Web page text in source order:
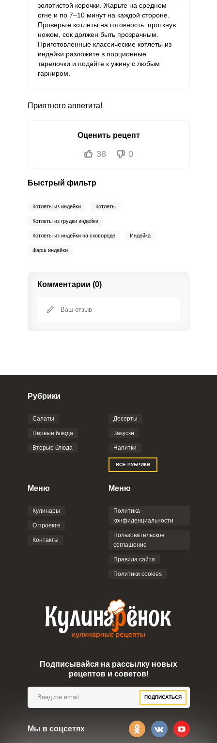
золотистой корочки. Жарьте на среднем
огне и по 7–10 минут на каждой стороне.
Проверьте котлеты на готовность, проткнув
ножом, сок должен быть прозрачным.
Приготовленные классические котлеты из
индейки разложите в порционные
тарелочки и подайте к ужину с любым
гарниром.
Приятного аппетита!
Оценить рецепт
38 0
Быстрый фильтр
Котлеты из индейки Котлеты
Котлеты из грудки индейки
Котлеты из индейки на сковороде Индейка
Фарш индейки
Комментарии (0)
Фото до 4 шт, до 5 mb
Отправляя эту форму, вы соглашаетесь с
Политикой
Пользовательским
соглашением
Рубрики
Салаты
Первые блюда
Вторые блюда
Десерты
Закуски
Напитки
ВСЕ РУБРИКИ
Меню
Кулинары
О проекте
Контакты
Меню
Политика
конфиденциальности
Пользовательское
соглашение
Правила сайта
Политики cookies
Подписывайся на рассылку новых
рецептов и советов!
ПОДПИСАТЬСЯ
Мы в соцсетях